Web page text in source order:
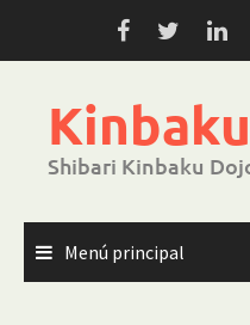
Shibari Kinbaku
Menú principal